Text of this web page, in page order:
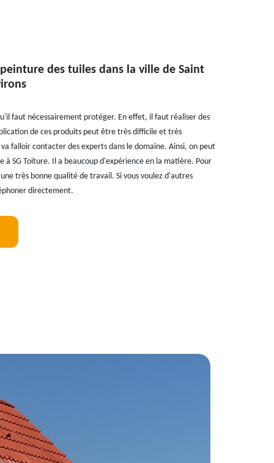
des tuiles dans la ville de Saint
faut nécessairement protéger. En effet, il faut réaliser des
de ces produits peut être très difficile et très
falloir contacter des experts dans le domaine. Ainsi, on peut
à SG Toiture. Il a beaucoup d'expérience en la matière. Pour
très bonne qualité de travail. Si vous voulez d'autres
directement.